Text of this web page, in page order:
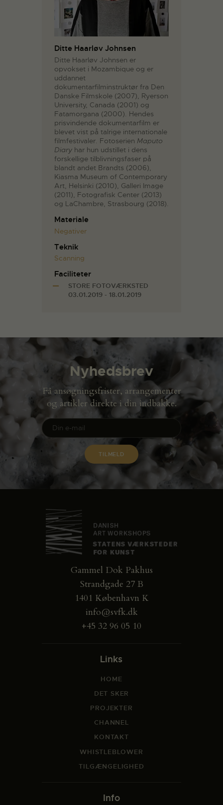
Ditte Haarløv Johnsen
Ditte Haarløv Johnsen er
opvokset i Mozambique og er
uddannet
dokumentarfilminstruktør fra Den
Danske Filmskole (2007), Ryerson
University, Canada (2001) og
Fatamorgana (2000). Hendes
prisvindende dokumentarfilm er
blevet vist på talrige internationale
filmfestivaler. Fotoserien Maputo
Diary har hun udstillet i dens
forskellige tilblivningsfaser på
blandt andet Brandts (2006),
Kiasma Museum of Contemporary
Art, Helsinki (2010), Galleri Image
(2011), Fotografisk Center (2013)
og LaChambre, Strasbourg (2018).
Materiale
Negativer
Teknik
Scanning
Faciliteter
STORE FOTOVÆRKSTED
03.01.2019 - 18.01.2019
Nyhedsbrev
Få ansøgningsfrister, arrangementer
og artikler direkte i din indbakke.
Gammel Dok Pakhus
Strandgade 27 B
1401 København K
info@svfk.dk
+45 32 96 05 10
Links
HOME
DET SKER
PROJEKTER
CHANNEL
KONTAKT
WHISTLEBLOWER
TILGÆNGELIGHED
Info